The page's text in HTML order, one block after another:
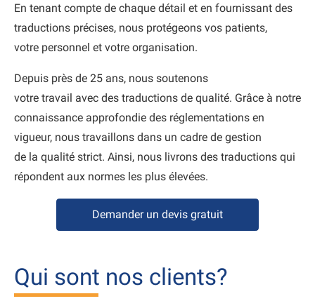
En tenant compte de chaque détail et en fournissant des
traductions précises, nous protégeons vos patients,
votre personnel et votre organisation.
Depuis près de 25 ans, nous soutenons
votre travail avec des traductions de qualité. Grâce à notre
connaissance approfondie des réglementations en
vigueur, nous travaillons dans un cadre de gestion
de la qualité strict. Ainsi, nous livrons des traductions qui
répondent aux normes les plus élevées.
Demander un devis gratuit
Qui sont nos clients?